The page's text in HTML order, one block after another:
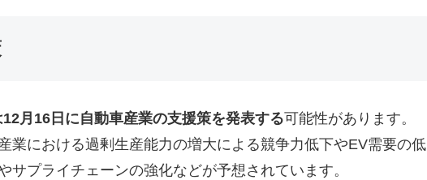
12月16日に自動車産業の支援策を発表する可能性があります。
業における過剰生産能力の増大による競争力低下やEV需要の低
サプライチェーンの強化などが予想されています。